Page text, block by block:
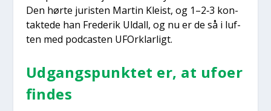
Den hør­te juri­sten Mar­tin Klei­st, og 1–2‑3 kon­
tak­te­de han Fre­de­rik Uldall, og nu er de så i luf­
ten med podca­sten UFOr­klar­ligt.
Udgangs­punk­tet er, at ufo­er
fin­des